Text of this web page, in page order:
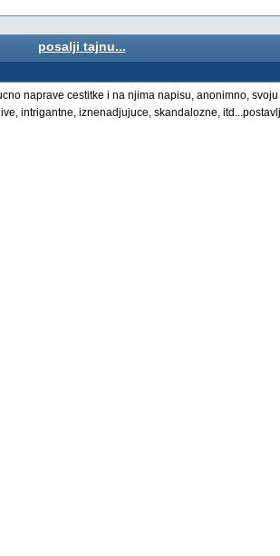
posalji tajnu...
naprave cestitke i na njima napisu, anonimno,
intrigantne, iznenadjujuce, skandalozne,